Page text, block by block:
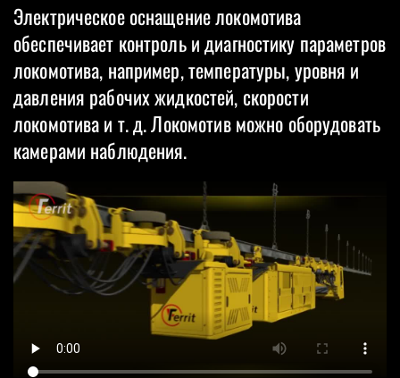
Электрическое оснащение локомотива
обеспечивает контроль и диагностику параметров
локомотива, например, температуры, уровня и
давления рабочих жидкостей, скорости
локомотива и т. д. Локомотив можно оборудовать
камерами наблюдения.